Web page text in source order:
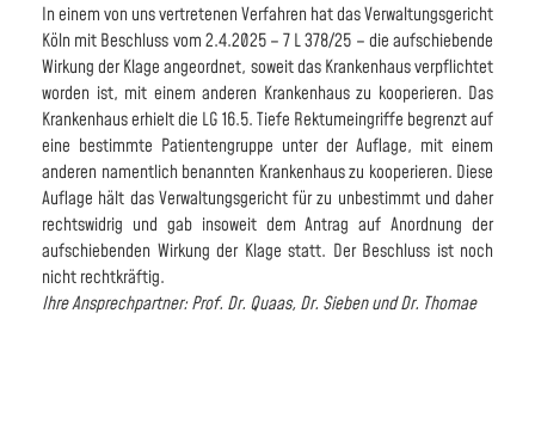
In einem von uns vertretenen Verfahren hat das Verwaltungsgericht
Köln mit Beschluss vom 2.4.2025 – 7 L 378/25 – die aufschiebende
Wirkung der Klage angeordnet, soweit das Krankenhaus verpflichtet
worden ist, mit einem anderen Krankenhaus zu kooperieren. Das
Krankenhaus erhielt die LG 16.5. Tiefe Rektumeingriffe begrenzt auf
eine bestimmte Patientengruppe unter der Auflage, mit einem
anderen namentlich benannten Krankenhaus zu kooperieren. Diese
Auflage hält das Verwaltungsgericht für zu unbestimmt und daher
rechtswidrig und gab insoweit dem Antrag auf Anordnung der
aufschiebenden Wirkung der Klage statt. Der Beschluss ist noch
nicht rechtkräftig.
Ihre Ansprechpartner: Prof. Dr. Quaas, Dr. Sieben und Dr. Thomae